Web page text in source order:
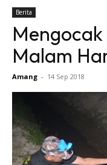
Berita
Malam
Amang - 14 Sep 2018